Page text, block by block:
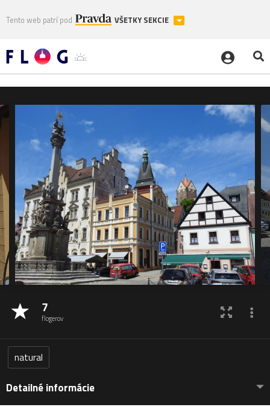
Tento web patrí pod VŠETKY SEKCIE
7
flogerov
natural
Detailné informácie